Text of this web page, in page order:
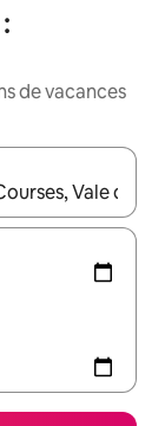
de vacances
les en utilisant